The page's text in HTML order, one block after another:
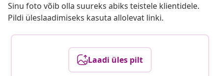
Sinu foto võib olla suureks abiks teistele klientidele.
Pildi üleslaadimiseks kasuta allolevat linki.
Laadi üles pilt